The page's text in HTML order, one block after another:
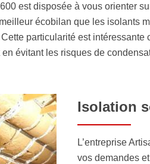
est disposée à vous orienter
écobilan que les isolants
particularité est
évitant les risques de
Isolation
L’entreprise
vos demandes